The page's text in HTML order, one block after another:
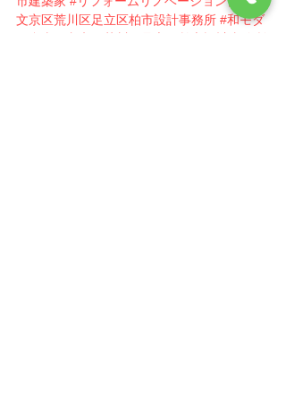
文京区荒川区足立区柏市設計事務所 #和モダ